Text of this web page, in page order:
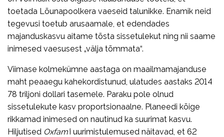
toetada Lõunapoolkera vaeseid talunikke. Enamik neid
tegevusi toetub arusaamale, et edendades
majanduskasvu aitame tõsta sissetulekut ning nii saame
inimesed vaesusest „välja tõmmata“.
Viimase kolmekümne aastaga on maailmamajanduse
maht peaaegu kahekordistunud, ulatudes aastaks 2014
78 triljoni dollari tasemele. Paraku pole olnud
sissetulekute kasv proportsionaalne. Planeedi kõige
rikkamad inimesed on nautinud ka suurimat kasvu.
Hiljutised Oxfam’i uurimistulemused näitavad, et 62